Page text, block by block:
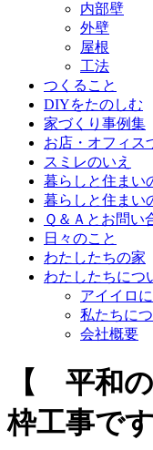
内部壁
外壁
屋根
工法
つくること
DIYをたのしむ
家づくり事例集
お店・オフィス
スミレのいえ
暮らしと住まい
暮らしと住まい
Ｑ＆Ａとお問い
日々のこと
わたしたちの家
わたしたちにつ
アイイロ
私たちに
会社概要
【 平和
枠工事です